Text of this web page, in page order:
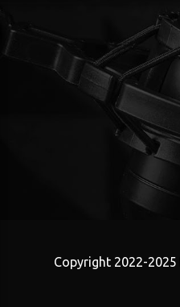
Copyright 2022-2025